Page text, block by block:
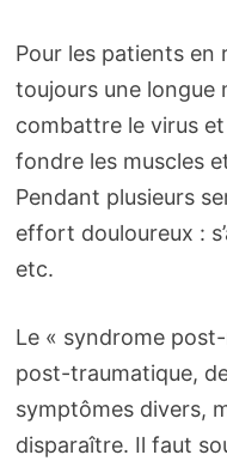
Pour les patients en
toujours une longue
combattre le virus
fondre les muscles
Pendant plusieurs
effort douloureux :
etc.
Le « syndrome
post-traumatique,
symptômes divers,
disparaître. Il faut